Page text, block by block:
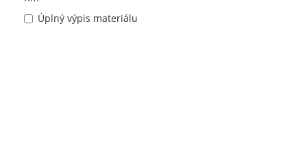
Úplný výpis materiálu